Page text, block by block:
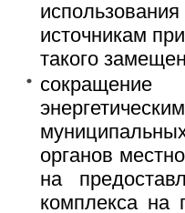
источникам
такого
органов
на
комплекса на